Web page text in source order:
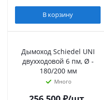
В корзину
Дымоход Schiedel UNI
двухходовой 6 пм, Ø -
180/200 мм
Много